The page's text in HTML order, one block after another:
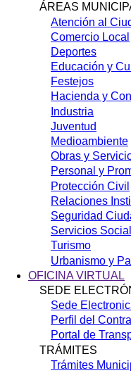
ÁREAS
Atención al
Comercio Local
Deportes
Educación y
Festejos
Hacienda y
Industria
Juventud
Medioambiente
Obras y
Personal y
Protección Civil
Relaciones
Seguridad
Servicios
Turismo
Urbanismo y
OFICINA VIRTUAL
SEDE
Sede
Perfil del
Portal de
TRÁMITES
Trámites